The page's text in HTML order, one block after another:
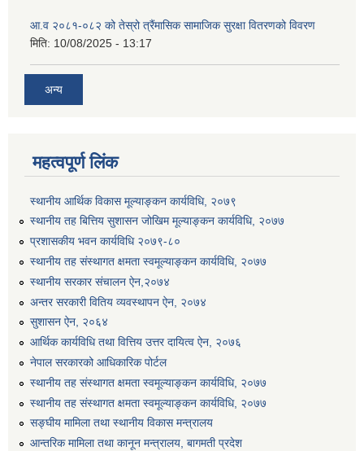
आ.व २०८१-०८२ को तेस्रो त्रैंमासिक सामाजिक सुरक्षा वितरणको विवरण
मिति: 10/08/2025 - 13:17
अन्य
महत्वपूर्ण लिंक
स्थानीय आर्थिक विकास मूल्याङ्कन कार्यविधि, २०७९
स्थानीय तह बित्तिय सुशासन जोखिम मूल्याङ्कन कार्यविधि, २०७७
प्रशासकीय भवन कार्यविधि २०७९-८०
स्थानीय तह संस्थागत क्षमता स्वमूल्याङ्कन कार्यविधि, २०७७
स्थानीय सरकार संचालन ऐन,२०७४
अन्तर सरकारी वितिय व्यवस्थापन ऐन, २०७४
सुशासन ऐन, २०६४
आर्थिक कार्यविधि तथा वित्तिय उत्तर दायित्व ऐन, २०७६
नेपाल सरकारको आधिकारिक पोर्टल
स्थानीय तह संस्थागत क्षमता स्वमूल्याङ्कन कार्यविधि, २०७७
स्थानीय तह संस्थागत क्षमता स्वमूल्याङ्कन कार्यविधि, २०७७
सङ्घीय मामिला तथा स्थानीय विकास मन्त्रालय
आन्तरिक मामिला तथा कानून मन्त्रालय, बागमती प्रदेश